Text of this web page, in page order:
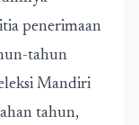
penerimaan
tahun
Mandiri
tahun,